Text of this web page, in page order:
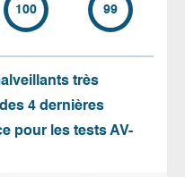
100 99
très
4 dernières
pour les tests AV-